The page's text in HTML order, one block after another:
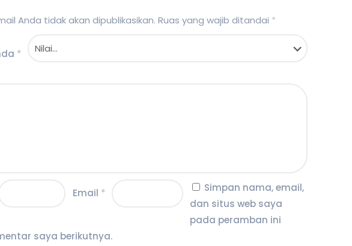
Anda tidak akan dipublikasikan. Ruas yang wajib ditandai *
*
Email *
Simpan nama, email,
dan situs web saya
pada peramban ini
saya berikutnya.